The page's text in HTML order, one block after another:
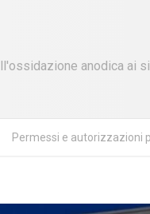
anodica ai
Permessi e autorizzazioni